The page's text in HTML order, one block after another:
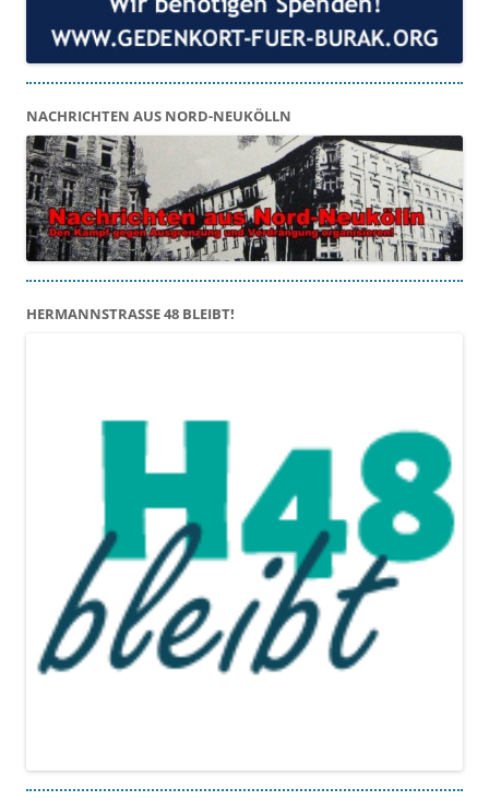
NACHRICHTEN AUS NORD-NEUKÖLLN
HERMANNSTRASSE 48 BLEIBT!